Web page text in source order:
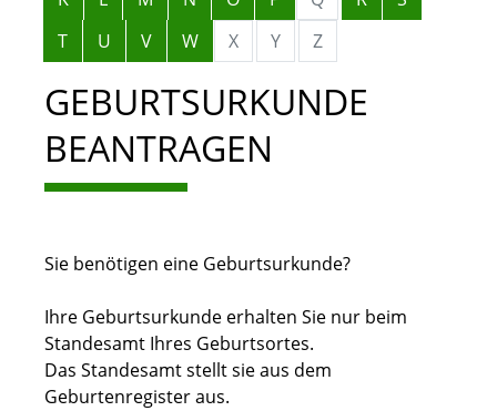
T
U V W X Y Z
GEBURTSURKUNDE
BEANTRAGEN
Sie benötigen eine Geburtsurkunde?
Ihre Geburtsurkunde erhalten Sie nur beim
Standesamt Ihres Geburtsortes.
Das Standesamt stellt sie aus dem
Geburtenregister aus.